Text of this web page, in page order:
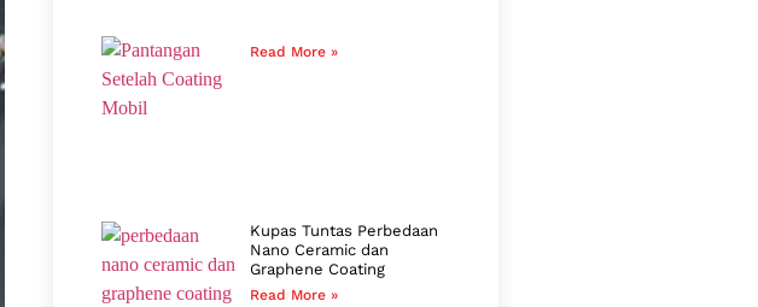
Read More »
Kupas Tuntas Perbedaan
Nano Ceramic dan
Graphene Coating
Read More »